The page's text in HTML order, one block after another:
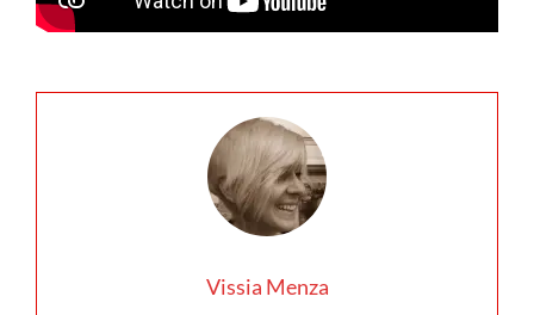
Vissia Menza